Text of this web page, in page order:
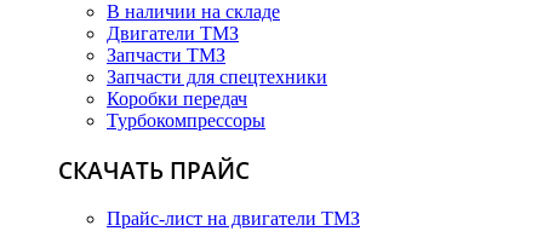
В наличии на складе
Двигатели ТМЗ
Запчасти ТМЗ
Запчасти для спецтехники
Коробки передач
Турбокомпрессоры
СКАЧАТЬ ПРАЙС
Прайс-лист на двигатели ТМЗ